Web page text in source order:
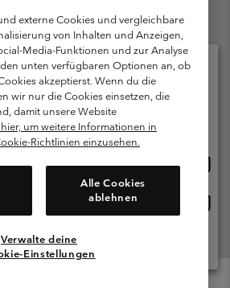
vorbehalten.
Allgemeine Verkaufsbedingungen
Garantie
des Mitglieder Programms
Nutzergenerierte Inhalte
- 13:00 & 14:00- 18:00 Uhr
externe Cookies und vergleichbare
von Inhalten und Anzeigen,
Media-Funktionen und zur Analyse
unten verfügbaren Optionen an, ob
akzeptierst. Wenn du die
wir nur die Cookies einsetzen, die
damit unsere Website
hier, um weitere Informationen in
Richtlinien einzusehen.
Alle Cookies
ablehnen
Verwalte deine
Einstellungen
Ihr Lieferland und Ihre Sprache
Einkauf verfügbar
Länder Anzeigen